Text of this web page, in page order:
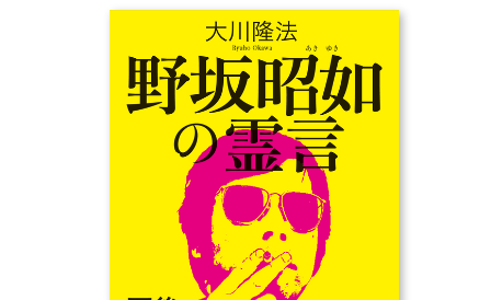
絵本
雑誌
DVD・ブルーレイ